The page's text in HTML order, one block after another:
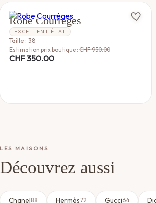
COURREGES
Robe Courrèges
EXCELLENT ÉTAT
Taille : 38
Estimation prix boutique : CHF950.00
CHF350.00
LES MAISONS
Découvrez aussi
Chanel88 Hermès72 Gucci64